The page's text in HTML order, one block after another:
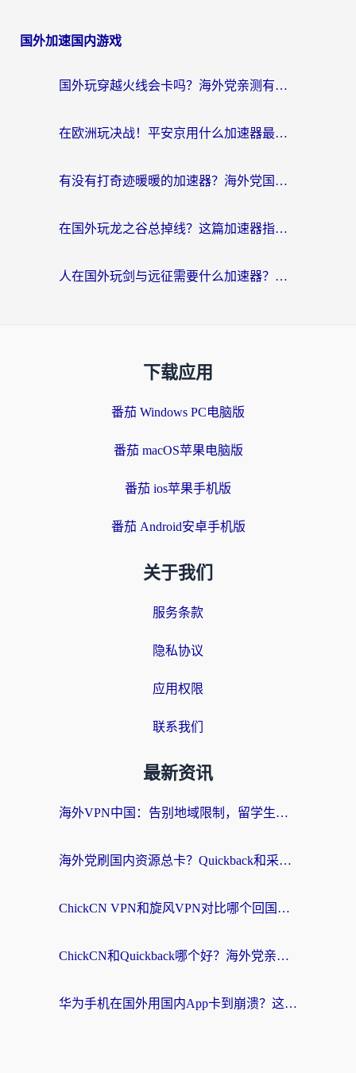
国外加速国内游戏
国外玩穿越火线会卡吗？海外党亲测有效的国服游戏加速指南
在欧洲玩决战！平安京用什么加速器最好用？2026实测有效的国服游戏加速指南
有没有打奇迹暖暖的加速器？海外党国服游戏畅玩不卡顿的秘密
在国外玩龙之谷总掉线？这篇加速器指南帮你告别延迟卡顿！
人在国外玩剑与远征需要什么加速器？老玩家亲测的避坑指南来了
下载应用
番茄 Windows PC电脑版
番茄 macOS苹果电脑版
番茄 ios苹果手机版
番茄 Android安卓手机版
关于我们
服务条款
隐私协议
应用权限
联系我们
最新资讯
海外VPN中国：告别地域限制，留学生与华人如何轻松刷国内剧、玩国服？
海外党刷国内资源总卡？Quickback和采集蜂好用吗？这篇指南帮你避坑
ChickCN VPN和旋风VPN对比哪个回国效果更好？海外党亲测实用指南
ChickCN和Quickback哪个好？海外党亲测回国加速器，轻松解锁国内资源（附避坑指南）
华为手机在国外用国内App卡到崩溃？这篇加速器指南帮你无缝刷剧打游戏